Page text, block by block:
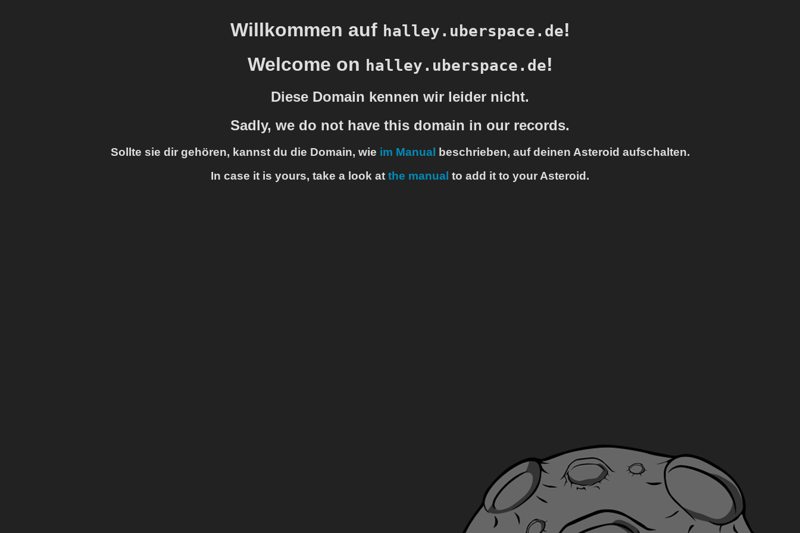
Willkommen auf halley.uberspace.de!
Welcome on halley.uberspace.de!
Diese Domain kennen wir leider nicht.
Sadly, we do not have this domain in our records.
Sollte sie dir gehören, kannst du die Domain, wie im Manual beschrieben, auf deinen Asteroid aufschalten.
In case it is yours, take a look at the manual to add it to your Asteroid.